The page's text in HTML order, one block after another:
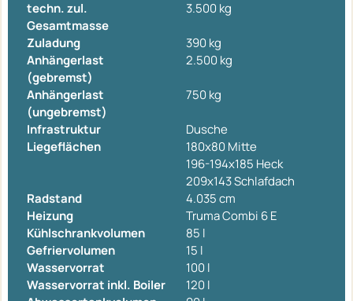
techn. zul.
Gesamtmasse
3.500 kg
Zuladung
390 kg
Anhängerlast
(gebremst)
2.500 kg
Anhängerlast
(ungebremst)
750 kg
Infrastruktur
Dusche
Liegeflächen
180x80 Mitte
196-194x185 Heck
209x143 Schlafdach
Radstand
4.035 cm
Heizung
Truma Combi 6 E
Kühlschrankvolumen
85 l
Gefriervolumen
15 l
Wasservorrat
100 l
Wasservorrat inkl. Boiler
120 l